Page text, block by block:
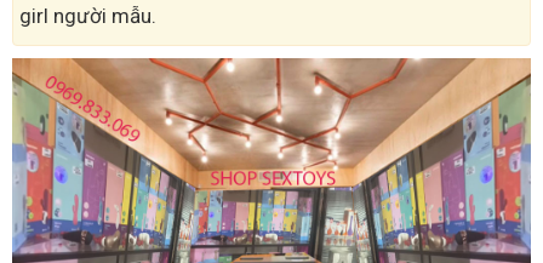
girl người mẫu.